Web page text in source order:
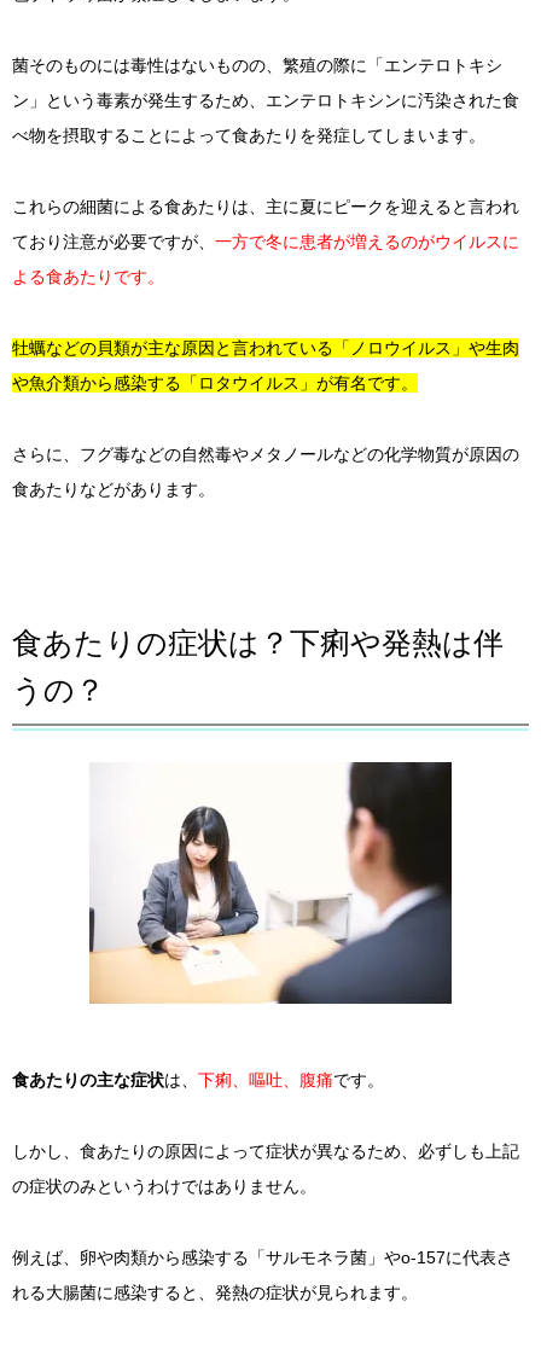
菌そのものには毒性はないものの、繁殖の際に「エンテロトキシ
ン」という毒素が発生するため、エンテロトキシンに汚染された食
べ物を摂取することによって食あたりを発症してしまいます。
これらの細菌による食あたりは、主に夏にピークを迎えると言われ
ており注意が必要ですが、 一方で冬に患者が増えるのがウイルスに
よる食あたりです。
牡蠣などの貝類が主な原因と言われている「ノロウイルス」や生肉
や魚介類から感染する「ロタウイルス」が有名です。
さらに、フグ毒などの自然毒やメタノールなどの化学物質が原因の
食あたりなどがあります。
食あたりの症状は？下痢や発熱は伴
うの？
食あたりの主な症状は、 下痢、嘔吐、腹痛です。
しかし、食あたりの原因によって症状が異なるため、必ずしも上記
の症状のみというわけではありません。
例えば、卵や肉類から感染する「サルモネラ菌」やo-157に代表さ
れる大腸菌に感染すると、発熱の症状が見られます。